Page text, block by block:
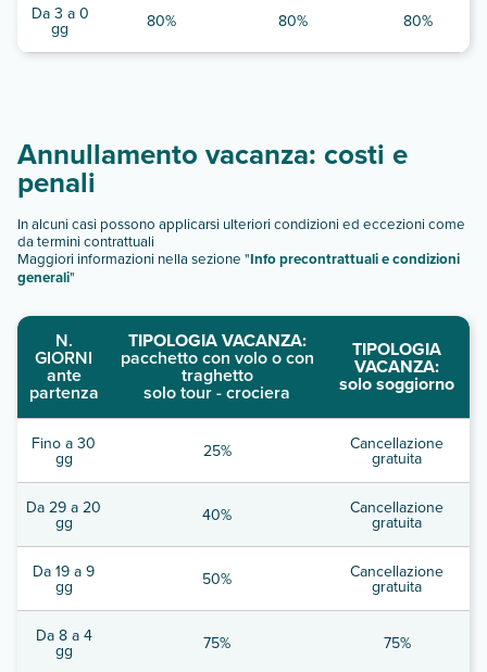
Da 3 a 0
gg 80% 80% 80%
Annullamento vacanza: costi e
penali
In alcuni casi possono applicarsi ulteriori condizioni ed eccezioni come
da termini contrattuali
Maggiori informazioni nella sezione "Info precontrattuali e condizioni
generali"
N.
GIORNI
ante
partenza
TIPOLOGIA VACANZA:
pacchetto con volo o con
traghetto
solo tour - crociera
TIPOLOGIA
VACANZA:
solo soggiorno
Fino a 30
gg 25% Cancellazione
gratuita
Da 29 a 20
gg 40% Cancellazione
gratuita
Da 19 a 9
gg 50% Cancellazione
gratuita
Da 8 a 4
gg 75% 75%